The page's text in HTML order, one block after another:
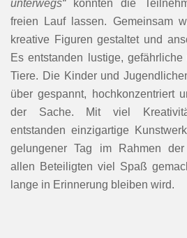
unterwegs“konnten die
freien Lauf lassen. Gemeinsam
kreative Figuren gestaltet und
Es entstanden lustige,
Tiere. Die Kinder und
über gespannt, hochkonzentriert
der Sache. Mit viel
entstanden einzigartige
gelungener Tag im Rahmen der
allen Beteiligten viel Spaß
lange in Erinnerung bleiben wird.